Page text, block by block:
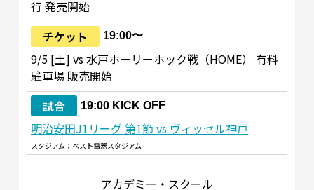
行 発売開始
チケット
19:00〜
9/5 [土] vs 水戸ホーリーホック戦（HOME） 有料
駐車場 販売開始
試合
19:00 KICK OFF
明治安田J1リーグ 第1節 vs ヴィッセル神戸
スタジアム：ベスト電器スタジアム
アカデミー・スクール